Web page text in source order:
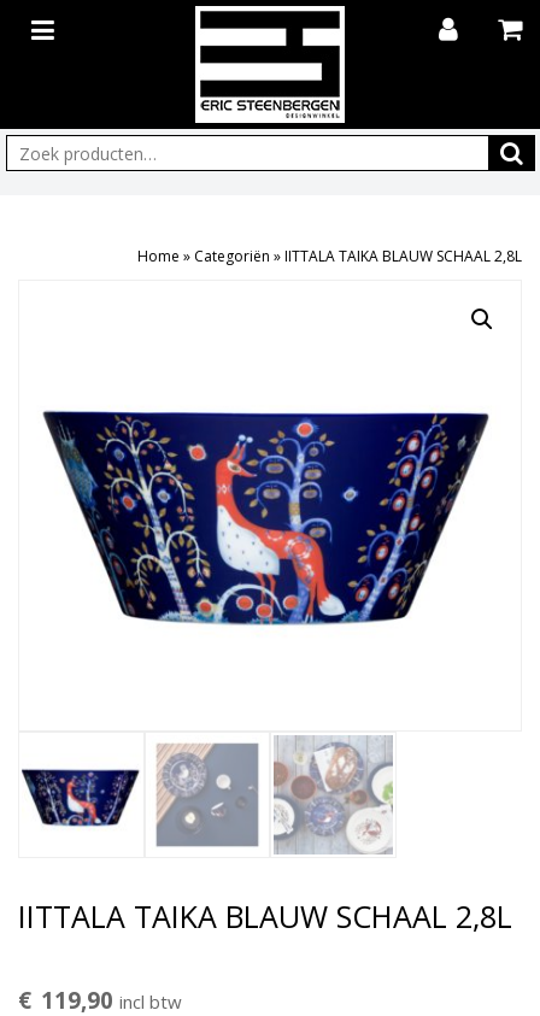
Zoeken:
Home » Categoriën »IITTALA TAIKA BLAUW SCHAAL 2,8L
IITTALA TAIKA BLAUW SCHAAL 2,8L
€ 119,90 incl btw